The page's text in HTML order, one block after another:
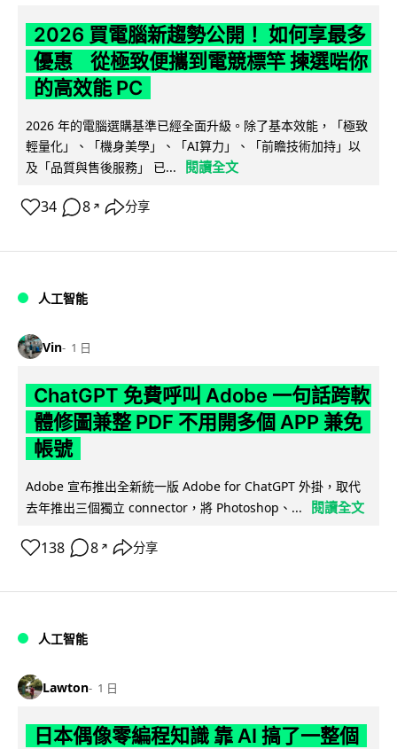
2026 買電腦新趨勢公開！ 如何享最多
優惠 從極致便攜到電競標竿 揀選啱你
的高效能 PC
2026 年的電腦選購基準已經全面升級。除了基本效能，「極致
輕量化」、「機身美學」、「AI算力」、「前瞻技術加持」以
及「品質與售後服務」 已...
閱讀全文
34 8 ↗ 分享
人工智能
Vin 1 日
ChatGPT 免費呼叫 Adobe 一句話跨軟
體修圖兼整 PDF 不用開多個 APP 兼免
帳號
Adobe 宣布推出全新統一版 Adobe for ChatGPT 外掛，取代
去年推出三個獨立 connector，將 Photoshop、...
閱讀全文
138 8 ↗ 分享
人工智能
Lawton 1 日
日本偶像零編程知識 靠 AI 搞了一整個